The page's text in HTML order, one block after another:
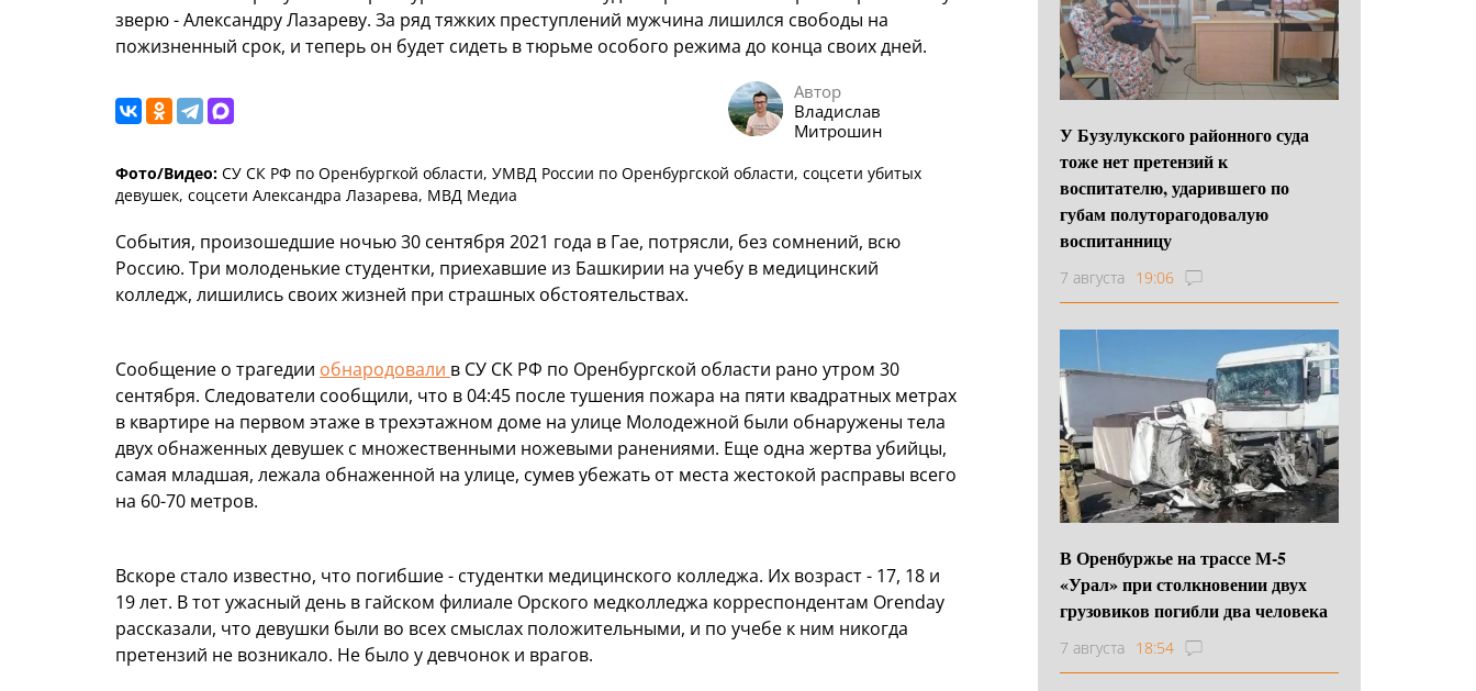
зверю - Александру Лазареву. За ряд тяжких преступлений мужчина лишился свободы на
пожизненный срок, и теперь он будет сидеть в тюрьме особого режима до конца своих дней.
Автор
Владислав
Митрошин
Фото/Видео: СУ СК РФ по Оренбургкой области, УМВД России по Оренбургской области, соцсети убитых
девушек, соцсети Александра Лазарева, МВД Медиа
События, произошедшие ночью 30 сентября 2021 года в Гае, потрясли, без сомнений, всю
Россию. Три молоденькие студентки, приехавшие из Башкирии на учебу в медицинский
колледж, лишились своих жизней при страшных обстоятельствах.
Сообщение о трагедии обнародовали в СУ СК РФ по Оренбургской области рано утром 30
сентября. Следователи сообщили, что в 04:45 после тушения пожара на пяти квадратных метрах
в квартире на первом этаже в трехэтажном доме на улице Молодежной были обнаружены тела
двух обнаженных девушек с множественными ножевыми ранениями. Еще одна жертва убийцы,
самая младшая, лежала обнаженной на улице, сумев убежать от места жестокой расправы всего
на 60-70 метров.
Вскоре стало известно, что погибшие - студентки медицинского колледжа. Их возраст - 17, 18 и
19 лет. В тот ужасный день в гайском филиале Орского медколледжа корреспондентам Orenday
рассказали, что девушки были во всех смыслах положительными, и по учебе к ним никогда
претензий не возникало. Не было у девчонок и врагов.
У Бузулукского районного суда
тоже нет претензий к
воспитателю, ударившего по
губам полуторагодовалую
воспитанницу
7 августа 19:06
В Оренбуржье на трассе М-5
«Урал» при столкновении двух
грузовиков погибли два человека
7 августа 18:54